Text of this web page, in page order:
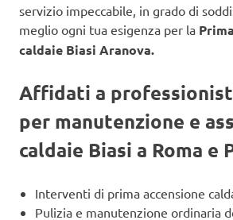
servizio impeccabile, in grado di
meglio ogni tua esigenza per la
caldaie Biasi Aranova.
Affidati a
per manutenzione e
caldaie Biasi a Roma e
Interventi di prima accensione
Pulizia e manutenzione ordinaria